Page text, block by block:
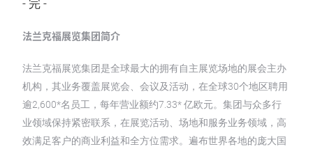
- 完 -
法兰克福展览集团简介
法兰克福展览集团是全球最大的拥有自主展览场地的展会主办
机构，其业务覆盖展览会、会议及活动，在全球30个地区聘用
逾2,600*名员工，每年营业额约7.33* 亿欧元。集团与众多行
业领域保持紧密联系，在展览活动、场地和服务业务领域，高
效满足客户的商业利益和全方位需求。遍布世界各地的庞大国